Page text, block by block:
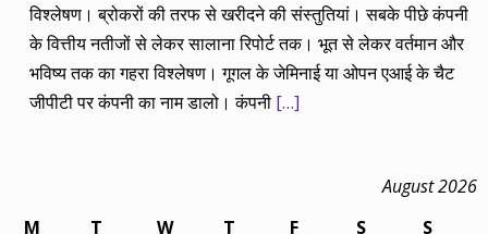
विश्लेषण। ब्रोकरों की तरफ से खरीदने की संस्तुतियां। सबके पीछे कंपनी
के वित्तीय नतीजों से लेकर सालाना रिपोर्ट तक। भूत से लेकर वर्तमान और
भविष्य तक का गहरा विश्लेषण। गूगल के जेमिनाई या ओपन एआई के चैट
जीपीटी पर कंपनी का नाम डालो। कंपनी […]
August 2026
M
T W T F S
S